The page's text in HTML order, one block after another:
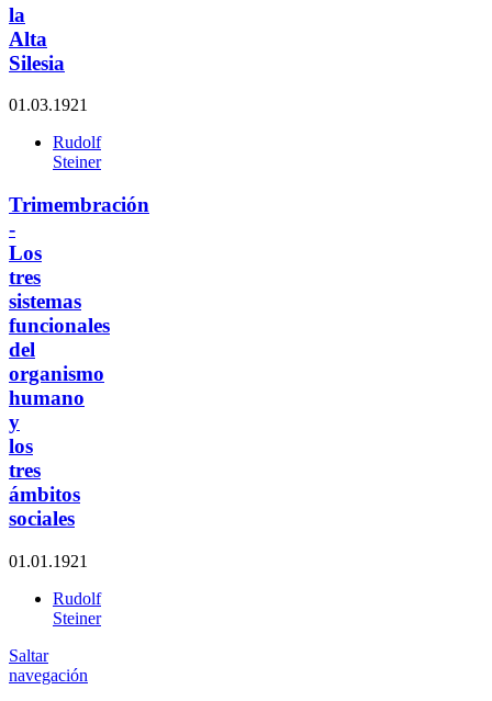
la
Alta
Silesia
01.03.1921
Rudolf
Steiner
Trimembración
-
Los
tres
sistemas
funcionales
del
organismo
humano
y
los
tres
ámbitos
sociales
01.01.1921
Rudolf
Steiner
Saltar
navegación